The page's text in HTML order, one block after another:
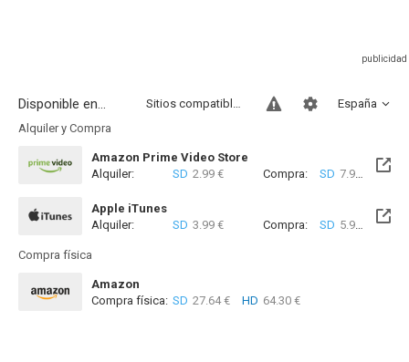
Disponible en... España
Sitios compatibles
Alquiler y Compra
Amazon Prime Video Store
Alquiler:
SD 2.99 € Compra: SD 7.99 € HD
Apple iTunes
Alquiler:
SD 3.99 € Compra: SD 5.99 €
Compra física
Amazon
Compra física: SD 27.64 € HD 64.30 €